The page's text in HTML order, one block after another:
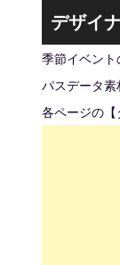
デザイ
季節イベン
パスデータ素
各ページの